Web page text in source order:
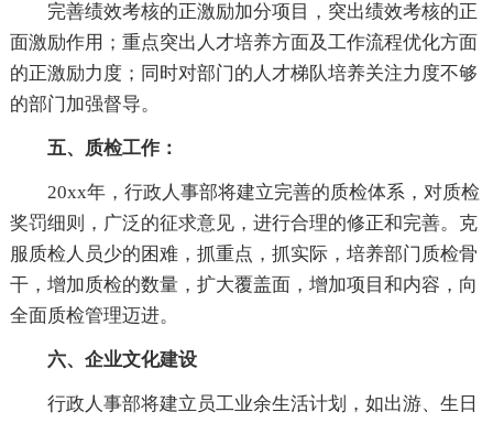
完善绩效考核的正激励加分项目，突出绩效考核的正
面激励作用；重点突出人才培养方面及工作流程优化方面
的正激励力度；同时对部门的人才梯队培养关注力度不够
的部门加强督导。
五、质检工作：
20xx年，行政人事部将建立完善的质检体系，对质检
奖罚细则，广泛的征求意见，进行合理的修正和完善。克
服质检人员少的困难，抓重点，抓实际，培养部门质检骨
干，增加质检的数量，扩大覆盖面，增加项目和内容，向
全面质检管理迈进。
六、企业文化建设
行政人事部将建立员工业余生活计划，如出游、生日